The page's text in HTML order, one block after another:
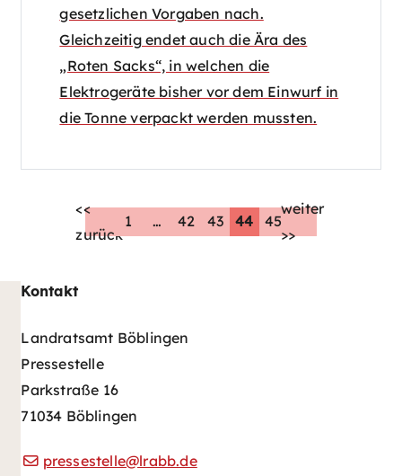
gesetzlichen Vorgaben nach.
Gleichzeitig endet auch die Ära des
„Roten Sacks“, in welchen die
Elektrogeräte bisher vor dem Einwurf in
die Tonne verpackt werden mussten.
<<
zurück
1 … 42 43 44 45
weiter
>>
Kontakt
Landratsamt Böblingen
Pressestelle
Parkstraße 16
71034 Böblingen
pressestelle@lrabb.de